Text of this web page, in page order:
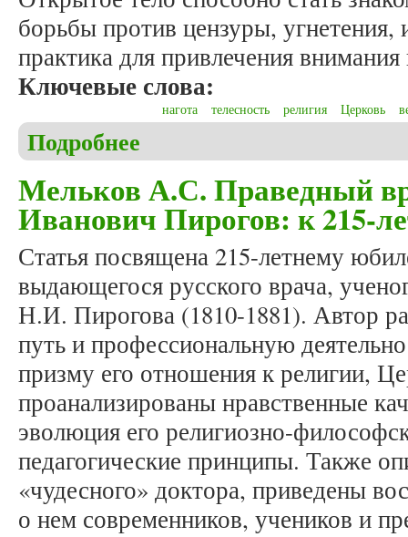
борьбы против цензуры, угнетения,
практика для привлечения
Ключевые слова:
нагота телесность религия Церковь
Подробнее
Мельков А.С. Праведный
Иванович Пирогов: к 215-
Статья посвящена 215-летнему
выдающегося русского врача,
Н.И. Пирогова (1810-1881). Автор
путь и профессиональную
призму его отношения к религии,
проанализированы нравственные
эволюция его религиозно-
педагогические принципы. Также
«чудесного» доктора, приведены
о нем современников, учеников и